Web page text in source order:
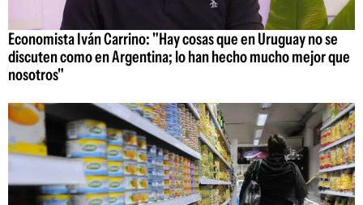
Economista Iván Carrino: "Hay cosas que en Uruguay no se
discuten como en Argentina; lo han hecho mucho mejor que
nosotros"